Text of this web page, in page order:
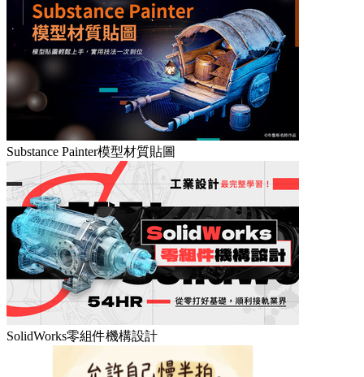
Substance Painter模型材質貼圖
SolidWorks零組件機構設計